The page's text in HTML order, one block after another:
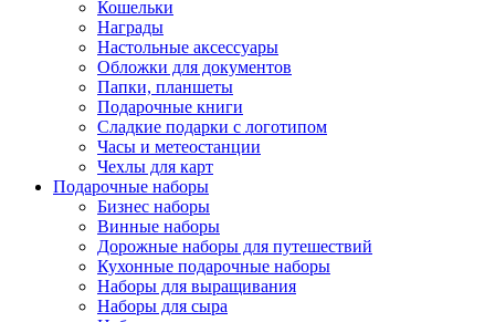
Кошельки
Награды
Настольные аксессуары
Обложки для документов
Папки, планшеты
Подарочные книги
Сладкие подарки с логотипом
Часы и метеостанции
Чехлы для карт
Подарочные наборы
Бизнес наборы
Винные наборы
Дорожные наборы для путешествий
Кухонные подарочные наборы
Наборы для выращивания
Наборы для сыра